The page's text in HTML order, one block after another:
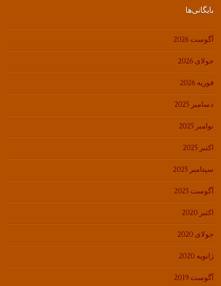
بایگانی‌ها
آگوست 2026
جولای 2026
فوریه 2026
دسامبر 2025
نوامبر 2025
اکتبر 2025
سپتامبر 2025
آگوست 2025
اکتبر 2020
جولای 2020
ژانویه 2020
آگوست 2019